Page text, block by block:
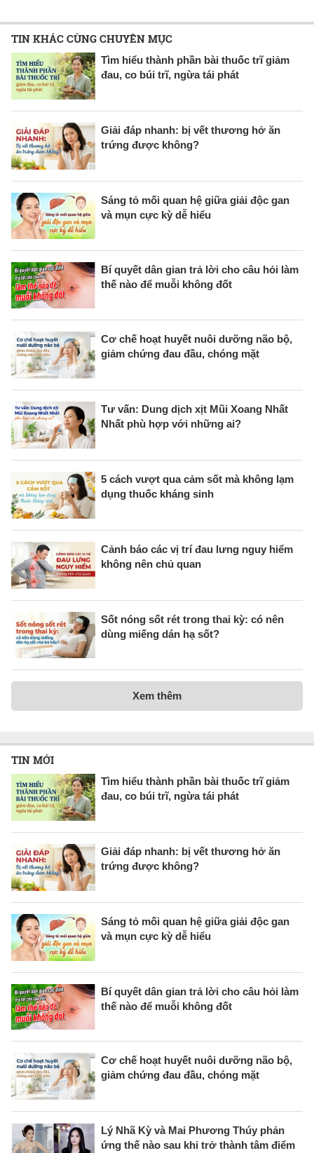
TIN KHÁC CÙNG CHUYÊN MỤC
Tìm hiểu thành phần bài thuốc trĩ giảm
đau, co búi trĩ, ngừa tái phát
Giải đáp nhanh: bị vết thương hở ăn
trứng được không?
Sáng tỏ mối quan hệ giữa giải độc gan
và mụn cực kỳ dễ hiểu
Bí quyết dân gian trả lời cho câu hỏi làm
thế nào để muỗi không đốt
Cơ chế hoạt huyết nuôi dưỡng não bộ,
giảm chứng đau đầu, chóng mặt
Tư vấn: Dung dịch xịt Mũi Xoang Nhất
Nhất phù hợp với những ai?
5 cách vượt qua cảm sốt mà không lạm
dụng thuốc kháng sinh
Cảnh báo các vị trí đau lưng nguy hiểm
không nên chủ quan
Sốt nóng sốt rét trong thai kỳ: có nên
dùng miếng dán hạ sốt?
Xem thêm
TIN MỚI
Tìm hiểu thành phần bài thuốc trĩ giảm
đau, co búi trĩ, ngừa tái phát
Giải đáp nhanh: bị vết thương hở ăn
trứng được không?
Sáng tỏ mối quan hệ giữa giải độc gan
và mụn cực kỳ dễ hiểu
Bí quyết dân gian trả lời cho câu hỏi làm
thế nào để muỗi không đốt
Cơ chế hoạt huyết nuôi dưỡng não bộ,
giảm chứng đau đầu, chóng mặt
Lý Nhã Kỳ và Mai Phương Thúy phản
ứng thế nào sau khi trở thành tâm điểm